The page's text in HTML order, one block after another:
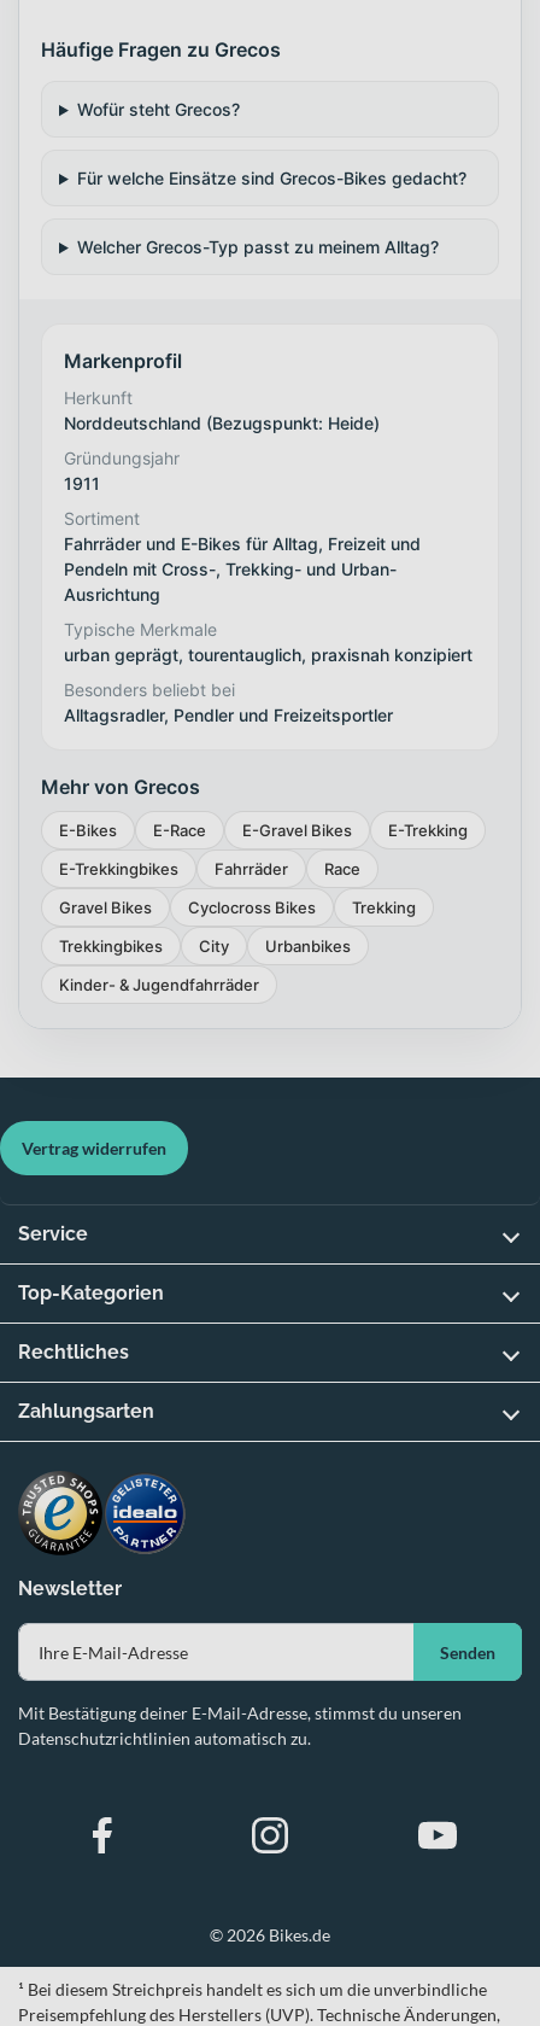
Häufige Fragen zu Grecos
Wofür steht Grecos?
Für welche Einsätze sind Grecos-Bikes gedacht?
Welcher Grecos-Typ passt zu meinem Alltag?
Markenprofil
Herkunft
Norddeutschland (Bezugspunkt: Heide)
Gründungsjahr
1911
Sortiment
Fahrräder und E-Bikes für Alltag, Freizeit und
Pendeln mit Cross-, Trekking- und Urban-
Ausrichtung
Typische Merkmale
urban geprägt, tourentauglich, praxisnah konzipiert
Besonders beliebt bei
Alltagsradler, Pendler und Freizeitsportler
Mehr von Grecos
E-Bikes E-Race E-Gravel Bikes
E-Trekking
E-Trekkingbikes
Fahrräder
Race
Gravel Bikes
Cyclocross Bikes
Trekking
Trekkingbikes
City
Urbanbikes
Kinder- & Jugendfahrräder
Newsletter
Senden
Mit Bestätigung deiner E-Mail-Adresse, stimmst du unseren
Datenschutzrichtlinien automatisch zu.
Vertrag widerrufen
Service
Top-Kategorien
Rechtliches
Zahlungsarten
© 2026 Bikes.de
¹ Bei diesem Streichpreis handelt es sich um die unverbindliche
Preisempfehlung des Herstellers (UVP). Technische Änderungen,